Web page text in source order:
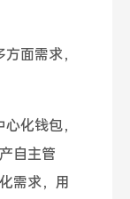
面需求，
化钱包，
自主管
需求，用